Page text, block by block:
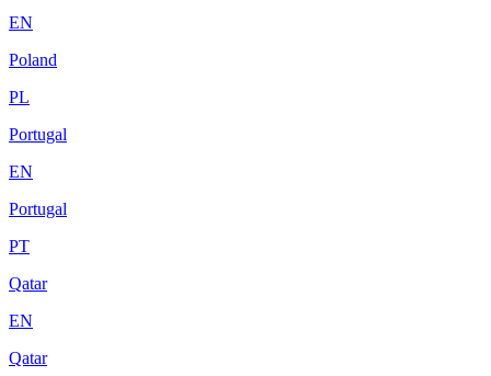
EN
Poland
PL
Portugal
EN
Portugal
PT
Qatar
EN
Qatar